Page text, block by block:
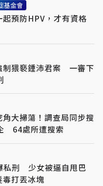
基金會
起預防HPV，才有資格
制猥褻鍾沛君案 一審下
角大掃蕩！調查局同步搜
64處所遭搜索
私刑 少女被逼自甩巴
打丟冰塊